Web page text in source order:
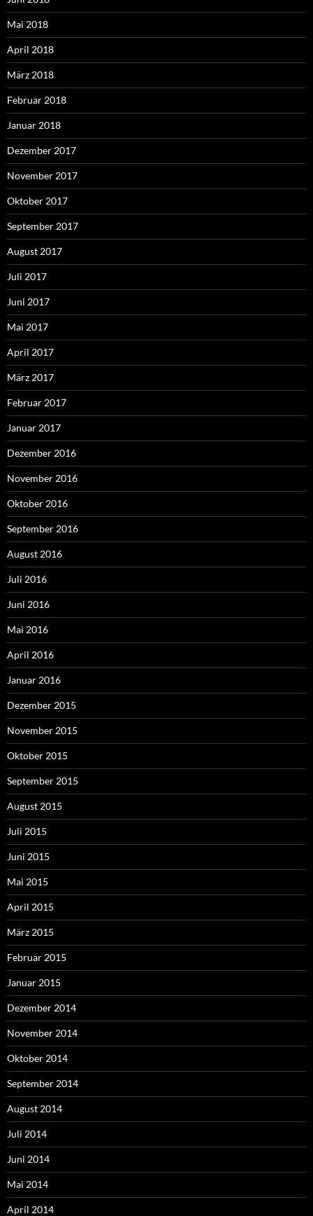
Mai 2018
April 2018
März 2018
Februar 2018
Januar 2018
Dezember 2017
November 2017
Oktober 2017
September 2017
August 2017
Juli 2017
Juni 2017
Mai 2017
April 2017
März 2017
Februar 2017
Januar 2017
Dezember 2016
November 2016
Oktober 2016
September 2016
August 2016
Juli 2016
Juni 2016
Mai 2016
April 2016
Januar 2016
Dezember 2015
November 2015
Oktober 2015
September 2015
August 2015
Juli 2015
Juni 2015
Mai 2015
April 2015
März 2015
Februar 2015
Januar 2015
Dezember 2014
November 2014
Oktober 2014
September 2014
August 2014
Juli 2014
Juni 2014
Mai 2014
April 2014